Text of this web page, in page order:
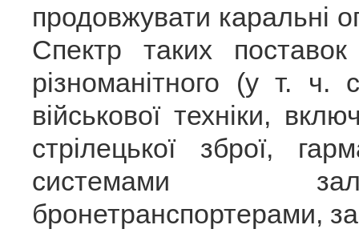
продовжувати каральні
Спектр таких
різноманітного (у т. ч.
військової техніки,
стрілецької зброї,
системами
бронетранспортерами,